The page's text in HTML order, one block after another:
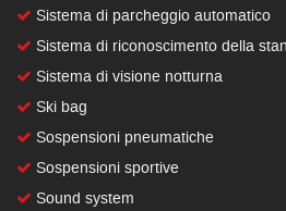
Sistema di parcheggio automatico
Sistema di riconoscimento della
Sistema di visione notturna
Ski bag
Sospensioni pneumatiche
Sospensioni sportive
Sound system